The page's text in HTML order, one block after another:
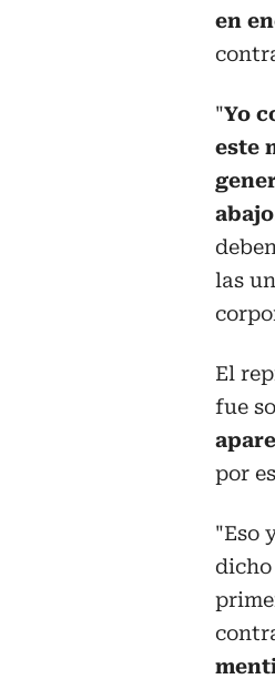
en
"Yo
este
abajo
las
El
fue
por
"Eso
dicho